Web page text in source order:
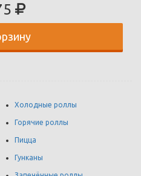
Холодные роллы
Горячие роллы
Пицца
Гунканы